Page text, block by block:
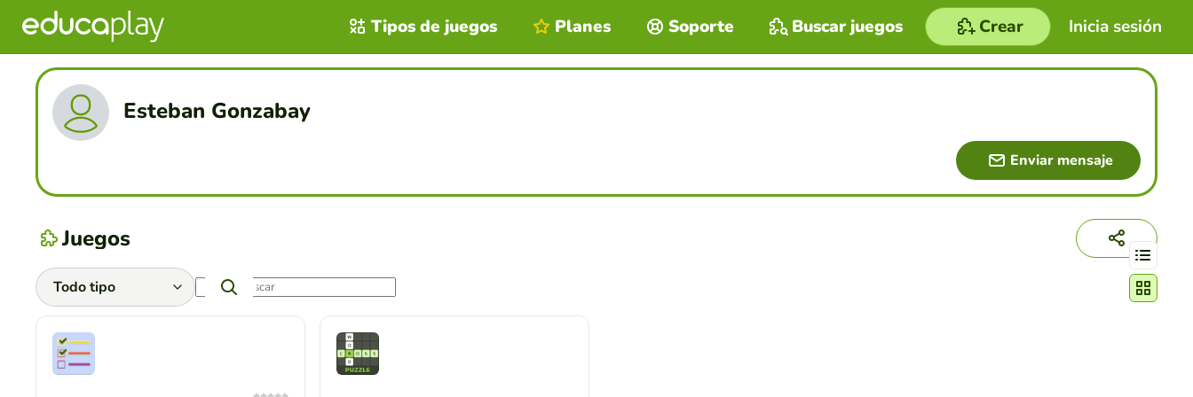
Inicia sesión
Tipos de juegos Planes Soporte Buscar juegos Crear
Esteban Gonzabay
Enviar mensaje
Juegos Cambiar